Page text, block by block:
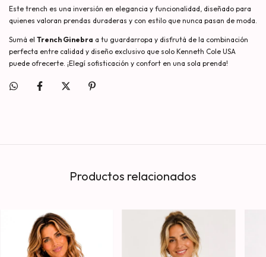
Este trench es una inversión en elegancia y funcionalidad, diseñado para
quienes valoran prendas duraderas y con estilo que nunca pasan de moda.
Sumá el Trench Ginebra a tu guardarropa y disfrutá de la combinación
perfecta entre calidad y diseño exclusivo que solo Kenneth Cole USA
puede ofrecerte. ¡Elegí sofisticación y confort en una sola prenda!
Productos relacionados